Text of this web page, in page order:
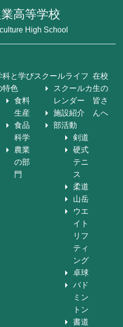
高等学校
High School
科と学び
特色
食料
生産
食品
科学
農業
の部
門
スクールライフ
スクールカ
レンダー
施設紹介
部活動
剣道
硬式
テニ
ス
柔道
山岳
ウエ
イト
リフ
ティ
ング
卓球
バド
ミン
トン
書道
在校
生の
皆さ
んへ